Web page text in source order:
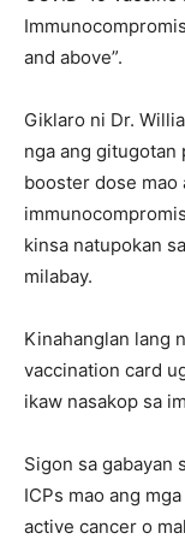
and above”.
Giklaro ni Dr.
nga ang gitugotan
booster dose mao
kinsa natupokan
milabay.
Kinahanglan lang
vaccination card
ikaw nasakop sa
Sigon sa gabayan
ICPs mao ang
active cancer o